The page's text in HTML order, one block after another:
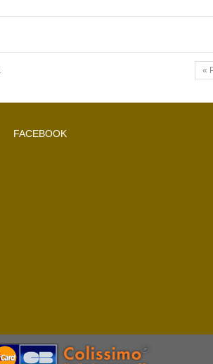
«
FACEBOOK